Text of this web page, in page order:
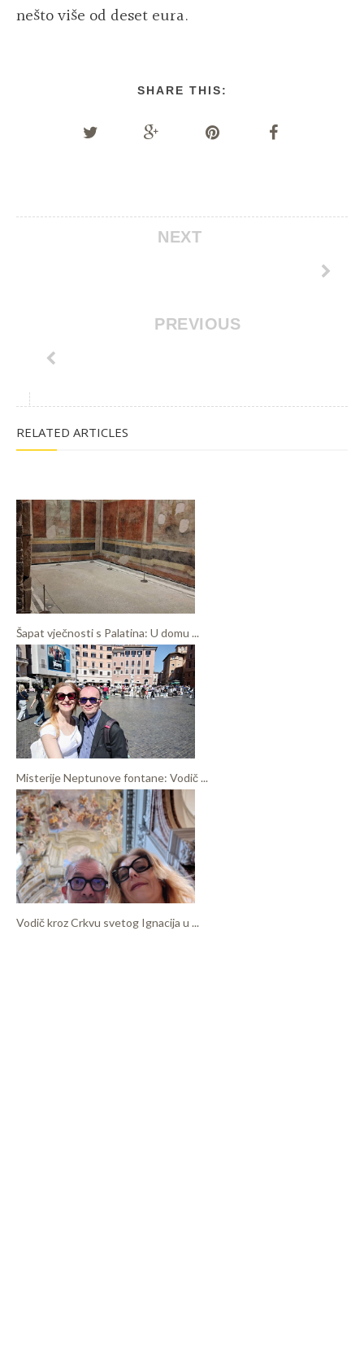
nešto više od deset eura.
SHARE THIS:
NEXT
PREVIOUS
RELATED ARTICLES
Šapat vječnosti s Palatina: U domu ...
Misterije Neptunove fontane: Vodič ...
Vodič kroz Crkvu svetog Ignacija u ...